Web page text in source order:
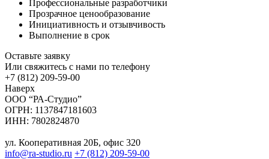
Профессиональные разработчики
Прозрачное ценообразование
Инициативность и отзывчивость
Выполнение в срок
Оставьте заявку
Или свяжитесь с нами по телефону
+7 (812) 209-59-00
Наверх
ООО “РА-Студио”
ОГРН: 1137847181603
ИНН: 7802824870
ул. Кооперативная 20Б, офис 320
info@ra-studio.ru +7 (812) 209-59-00